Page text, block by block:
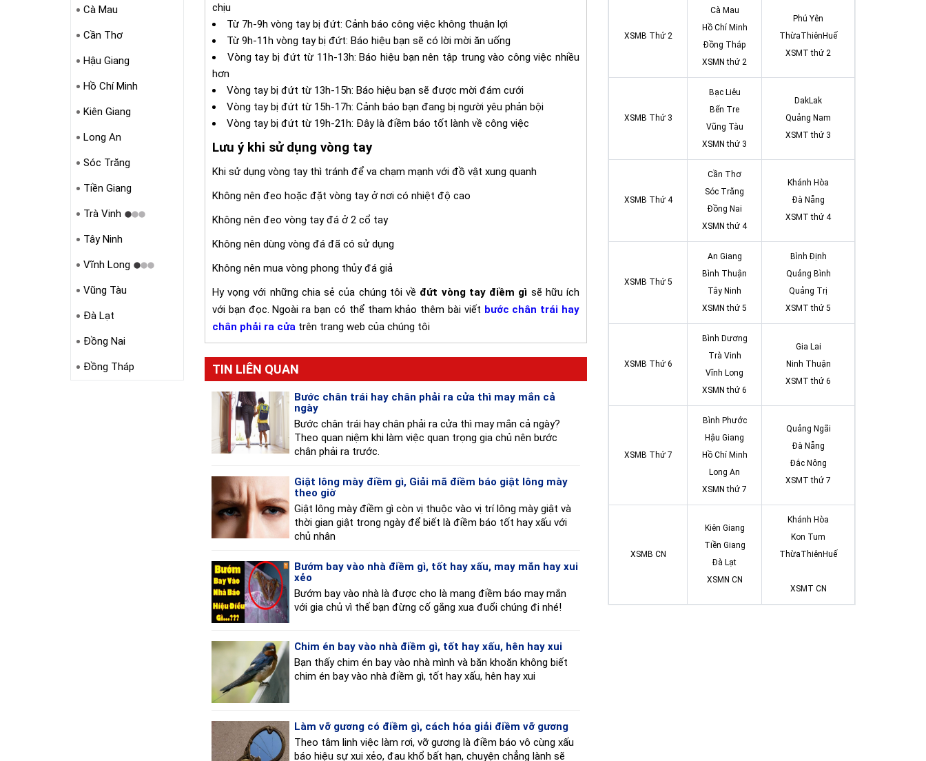
Cà Mau
Cần Thơ
Hậu Giang
Hồ Chí Minh
Kiên Giang
Long An
Sóc Trăng
Tiền Giang
Trà Vinh
Tây Ninh
Vĩnh Long
Vũng Tàu
Đà Lạt
Đồng Nai
Đồng Tháp
chịu
Từ 7h-9h vòng tay bị đứt: Cảnh báo công việc không thuận lợi
Từ 9h-11h vòng tay bị đứt: Báo hiệu bạn sẽ có lời mời ăn uống
Vòng tay bị đứt từ 11h-13h: Báo hiệu bạn nên tập trung vào công việc nhiều
hơn
Vòng tay bị đứt từ 13h-15h: Báo hiệu bạn sẽ được mời đám cưới
Vòng tay bị đứt từ 15h-17h: Cảnh báo bạn đang bị người yêu phản bội
Vòng tay bị đứt từ 19h-21h: Đây là điềm báo tốt lành về công việc
Lưu ý khi sử dụng vòng tay
Khi sử dụng vòng tay thì tránh để va chạm mạnh với đồ vật xung quanh
Không nên đeo hoặc đặt vòng tay ở nơi có nhiệt độ cao
Không nên đeo vòng tay đá ở 2 cổ tay
Không nên dùng vòng đá đã có sử dụng
Không nên mua vòng phong thủy đá giả
Hy vọng với những chia sẻ của chúng tôi về đứt vòng tay điềm gì sẽ hữu ích
với bạn đọc. Ngoài ra bạn có thể tham khảo thêm bài viết bước chân trái hay
chân phải ra cửa trên trang web của chúng tôi
TIN LIÊN QUAN
Bước chân trái hay chân phải ra cửa thì may mắn cả
ngày
Bước chân trái hay chân phải ra cửa thì may mắn cả ngày?
Theo quan niệm khi làm việc quan trọng gia chủ nên bước
chân phải ra trước.
Giật lông mày điềm gì, Giải mã điềm báo giật lông mày
theo giờ
Giật lông mày điềm gì còn vị thuộc vào vị trí lông mày giật và
thời gian giật trong ngày để biết là điềm báo tốt hay xấu với
chủ nhân
Bướm bay vào nhà điềm gì, tốt hay xấu, may mắn hay xui
xẻo
Bướm bay vào nhà là được cho là mang điềm báo may mắn
với gia chủ vì thế bạn đừng cố gắng xua đuổi chúng đi nhé!
Chim én bay vào nhà điềm gì, tốt hay xấu, hên hay xui
Bạn thấy chim én bay vào nhà mình và băn khoăn không biết
chim én bay vào nhà điềm gì, tốt hay xấu, hên hay xui
Làm vỡ gương có điềm gì, cách hóa giải điềm vỡ gương
Theo tâm linh việc làm rơi, vỡ gương là điềm báo vô cùng xấu
báo hiệu sự xui xẻo, đau khổ bất hạn, chuyện chẳng lành sẽ
XSMB Thứ 2
Cà Mau
Hồ Chí Minh
Đồng Tháp
XSMN thứ 2
Phú Yên
ThừaThiênHuế
XSMT thứ 2
XSMB Thứ 3
Bạc Liêu
Bến Tre
Vũng Tàu
XSMN thứ 3
DakLak
Quảng Nam
XSMT thứ 3
XSMB Thứ 4
Cần Thơ
Sóc Trăng
Đồng Nai
XSMN thứ 4
Khánh Hòa
Đà Nẵng
XSMT thứ 4
XSMB Thứ 5
An Giang
Bình Thuận
Tây Ninh
XSMN thứ 5
Bình Định
Quảng Bình
Quảng Trị
XSMT thứ 5
XSMB Thứ 6
Bình Dương
Trà Vinh
Vĩnh Long
XSMN thứ 6
Gia Lai
Ninh Thuận
XSMT thứ 6
XSMB Thứ 7
Bình Phước
Hậu Giang
Hồ Chí Minh
Long An
XSMN thứ 7
Quảng Ngãi
Đà Nẵng
Đắc Nông
XSMT thứ 7
XSMB CN
Kiên Giang
Tiền Giang
Đà Lạt
XSMN CN
Khánh Hòa
Kon Tum
ThừaThiênHuế
XSMT CN